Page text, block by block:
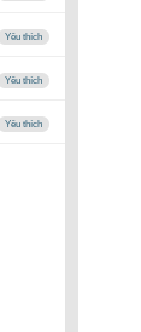
Yêu thích
Yêu thích
Yêu thích